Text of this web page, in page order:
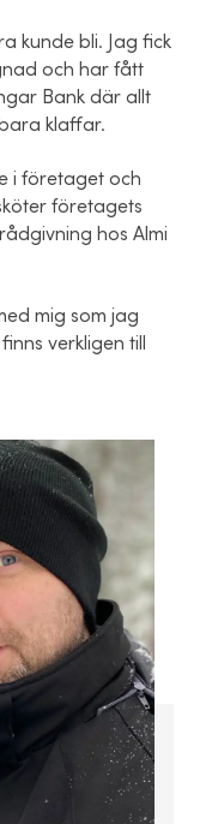
kunde bli. Jag fick
och har fått
Bank där allt
klaffar.
i företaget och
företagets
hos Almi
mig som jag
verkligen till